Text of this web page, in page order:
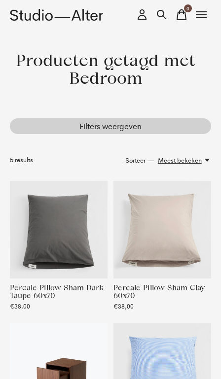
0items
Producten getagd met
Bedroom
Filters weergeven
5 results Sorteer — Meest bekeken
Percale Pillow Sham Dark
Taupe 60x70
€38,00
Percale Pillow Sham Clay
60x70
€38,00